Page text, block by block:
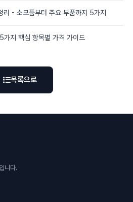
리 - 소모품부터 주요 부품까지 5가지
가지 핵심 항목별 가격 가이드
목록으로
니다.